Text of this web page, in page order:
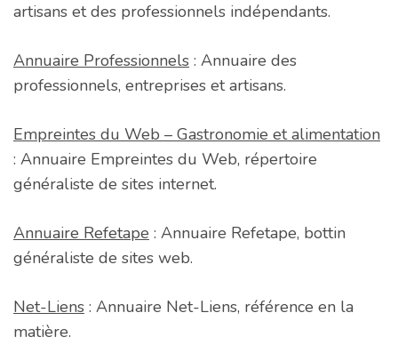
artisans et des professionnels indépendants.
Annuaire Professionnels : Annuaire des
professionnels, entreprises et artisans.
Empreintes du Web – Gastronomie et alimentation
: Annuaire Empreintes du Web, répertoire
généraliste de sites internet.
Annuaire Refetape : Annuaire Refetape, bottin
généraliste de sites web.
Net-Liens : Annuaire Net-Liens, référence en la
matière.